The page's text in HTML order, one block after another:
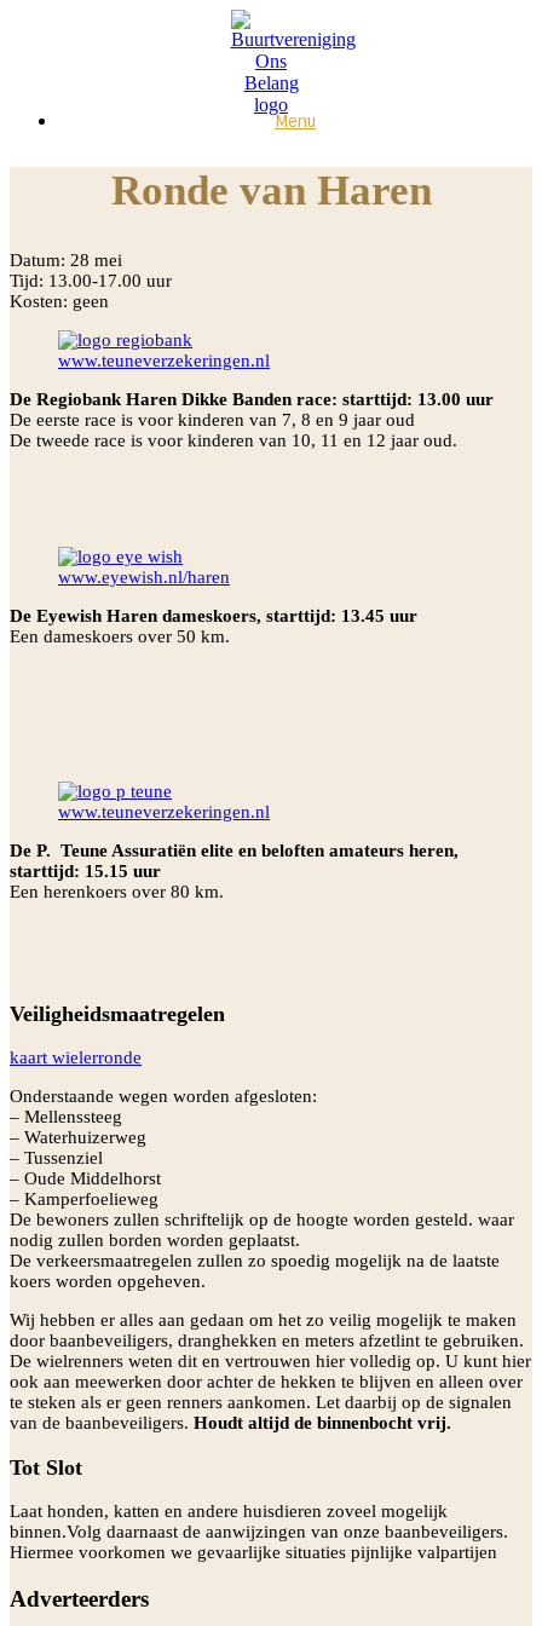
Menu
Ronde van Haren
Datum: 28 mei
Tijd: 13.00-17.00 uur
Kosten: geen
www.teuneverzekeringen.nl
De Regiobank Haren Dikke Banden race: starttijd: 13.00 uur
De eerste race is voor kinderen van 7, 8 en 9 jaar oud
De tweede race is voor kinderen van 10, 11 en 12 jaar oud.
www.eyewish.nl/haren
De Eyewish Haren dameskoers, starttijd: 13.45 uur
Een dameskoers over 50 km.
www.teuneverzekeringen.nl
De P. Teune Assuratiën elite en beloften amateurs heren,
starttijd: 15.15 uur
Een herenkoers over 80 km.
Veiligheidsmaatregelen
kaart wielerronde
Onderstaande wegen worden afgesloten:
– Mellenssteeg
– Waterhuizerweg
– Tussenziel
– Oude Middelhorst
– Kamperfoelieweg
De bewoners zullen schriftelijk op de hoogte worden gesteld. waar
nodig zullen borden worden geplaatst.
De verkeersmaatregelen zullen zo spoedig mogelijk na de laatste
koers worden opgeheven.
Wij hebben er alles aan gedaan om het zo veilig mogelijk te maken
door baanbeveiligers, dranghekken en meters afzetlint te gebruiken.
De wielrenners weten dit en vertrouwen hier volledig op. U kunt hier
ook aan meewerken door achter de hekken te blijven en alleen over
te steken als er geen renners aankomen. Let daarbij op de signalen
van de baanbeveiligers. Houdt altijd de binnenbocht vrij.
Tot Slot
Laat honden, katten en andere huisdieren zoveel mogelijk
binnen.Volg daarnaast de aanwijzingen van onze baanbeveiligers.
Hiermee voorkomen we gevaarlijke situaties pijnlijke valpartijen
Adverteerders